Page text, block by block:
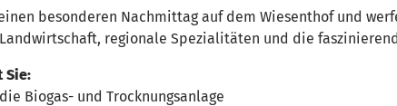
besonderen Nachmittag auf dem Wiesenthof und
regionale Spezialitäten und die
Sie:
Biogas- und Trocknungsanlage